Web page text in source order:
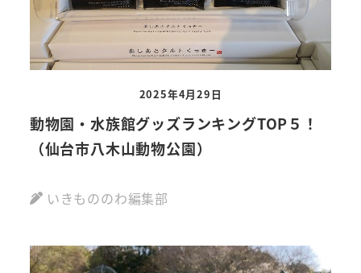
2025年4月29日
動物園・水族館グッズランキングTOP５！
（仙台市八木山動物公園）
いきもののわ編集部